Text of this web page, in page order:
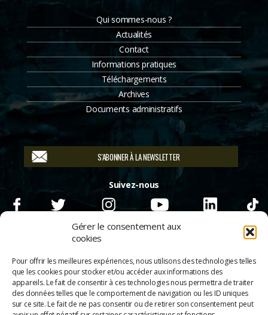
Gérer le consentement aux
cookies
Pour offrir les meilleures expériences, nous utilisons des technologies telles
que les cookies pour stocker et/ou accéder aux informations des
appareils. Le fait de consentir à ces technologies nous permettra de traiter
des données telles que le comportement de navigation ou les ID uniques
sur ce site. Le fait de ne pas consentir ou de retirer son consentement peut
Qui sommes-nous ?
Actualités
Contact
Informations pratiques
Téléchargements
Archives
Documents administratifs
S'ABONNER À LA NEWSLETTER
Suivez-nous